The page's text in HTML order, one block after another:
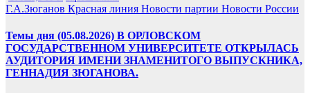
Г.А.Зюганов Красная линия Новости партии Новости России
Темы дня (05.08.2026) В ОРЛОВСКОМ
ГОСУДАРСТВЕННОМ УНИВЕРСИТЕТЕ ОТКРЫЛАСЬ
АУДИТОРИЯ ИМЕНИ ЗНАМЕНИТОГО ВЫПУСКНИКА,
ГЕННАДИЯ ЗЮГАНОВА.